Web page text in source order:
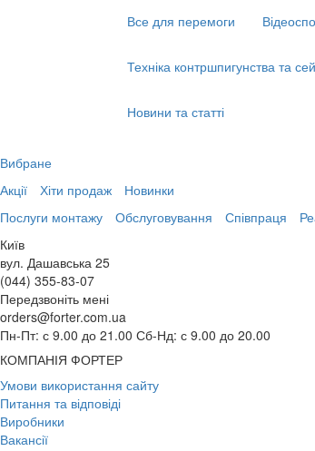
Все для перемоги
Техніка контршпигунства та
Новини та статті
Вибране
Акції
Хіти продаж
Новинки
Послуги монтажу
Обслуговування Співпраця
Київ
вул. Дашавська 25
(044) 355-83-07
Передзвоніть мені
orders@forter.com.ua
Пн-Пт: с 9.00 до 21.00 Сб-Нд: с 9.00 до 20.00
КОМПАНІЯ ФОРТЕР
Умови використання сайту
Питання та відповіді
Виробники
Вакансії